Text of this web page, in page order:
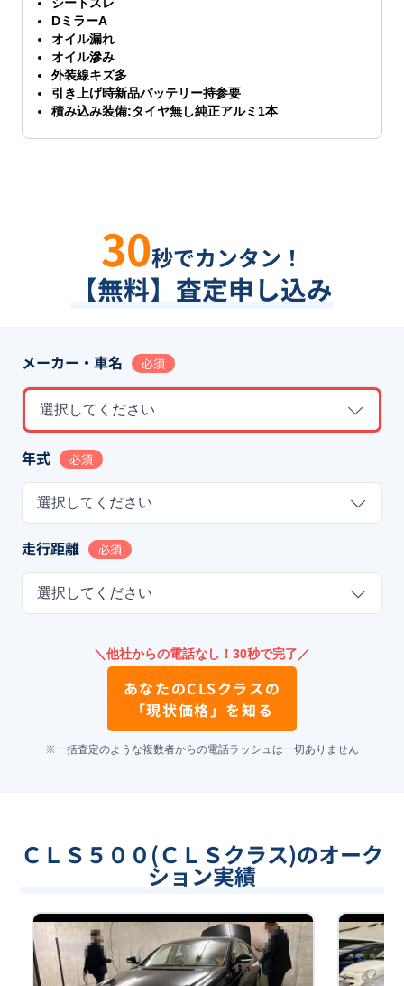
DミラーA
オイル漏れ
オイル滲み
外装線キズ多
引き上げ時新品バッテリー持参要
積み込み装備:タイヤ無し純正アルミ1本
30秒でカンタン！
【無料】査定申し込み
メーカー・車名 必須
選択してください
年式 必須
選択してください
走行距離 必須
選択してください
＼他社からの電話なし！30秒で完了／
あなたのCLSクラスの
「現状価格」を知る
※一括査定のような複数者からの電話ラッシュは一切ありません
ＣＬＳ５００(ＣＬＳクラス)のオーク
ション実績